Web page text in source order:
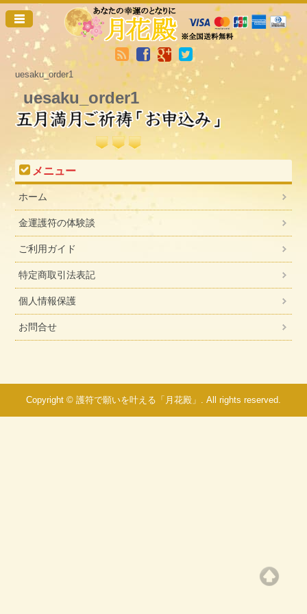
uesaku_order1
uesaku_order1
メニュー
ホーム
金運護符の体験談
ご利用ガイド
特定商取引法表記
個人情報保護
お問合せ
Copyright © 護符で願いを叶える「月花殿」. All rights reserved.